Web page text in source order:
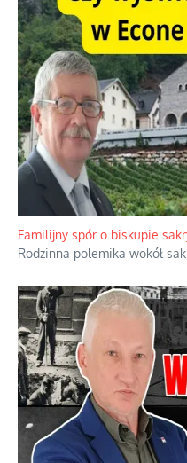
Ciemna strona
Historia jest
że będziemy coś krytykować
powstania nie zrobili, jest...